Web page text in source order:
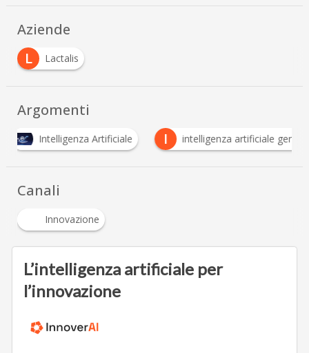
Aziende
L
Lactalis
Argomenti
Artificiale I intelligenza artificiale generativa
Canali
Innovazione
L’intelligenza artificiale per
l’innovazione